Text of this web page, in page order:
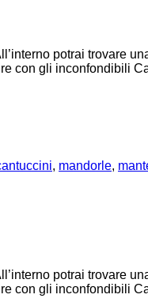
potrai trovare
con gli inconfondibili
, mandorle,
potrai trovare
con gli inconfondibili